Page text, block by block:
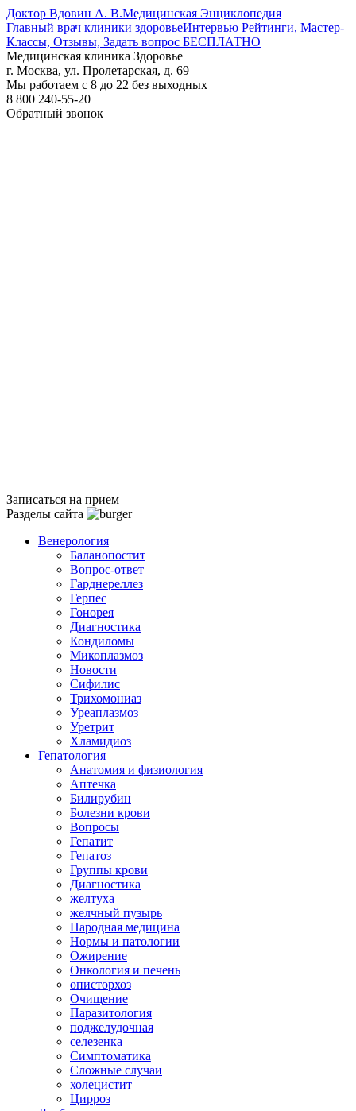
Доктор Вдовин А. В.Медицинская Энциклопедия
Главный врач клиники здоровьеИнтервью Рейтинги, Мастер-
Классы, Отзывы, Задать вопрос БЕСПЛАТНО
Медицинская клиника Здоровье
г. Москва, ул. Пролетарская, д. 69
Мы работаем с 8 до 22 без выходных
8 800 240-55-20
Обратный звонок
Записаться на прием
Разделы сайта
Венерология
Баланопостит
Вопрос-ответ
Гарднереллез
Герпес
Гонорея
Диагностика
Кондиломы
Микоплазмоз
Новости
Сифилис
Трихомониаз
Уреаплазмоз
Уретрит
Хламидиоз
Гепатология
Анатомия и физиология
Аптечка
Билирубин
Болезни крови
Вопросы
Гепатит
Гепатоз
Группы крови
Диагностика
желтуха
желчный пузырь
Народная медицина
Нормы и патологии
Ожирение
Онкология и печень
описторхоз
Очищение
Паразитология
поджелудочная
селезенка
Симптоматика
Сложные случаи
холецистит
Цирроз